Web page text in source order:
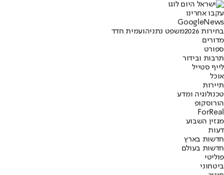
עקבו אחרינו
Googl eNews
בחירות 2026
משפט נתניהועמית חדד
מדורים
ספורט
תרבות ובידור
לייף סטייל
אוכל
תיירות
טכנולוגיה ומדע
הורוסקופ
ForReal
מגזין השבוע
דעות
חדשות בארץ
חדשות בעולם
פוליטי
ביטחוני